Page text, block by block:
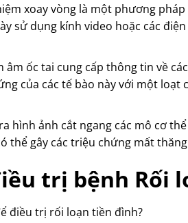
xoay vòng là một phương
sử dụng kính video hoặc các
âm ốc tai cung cấp thông tin về
của các tế bào này với một
hình ảnh cắt ngang các mô cơ
thể gây các triệu chứng mất
trị bệnh Rối
điều trị rối loạn tiền đình?